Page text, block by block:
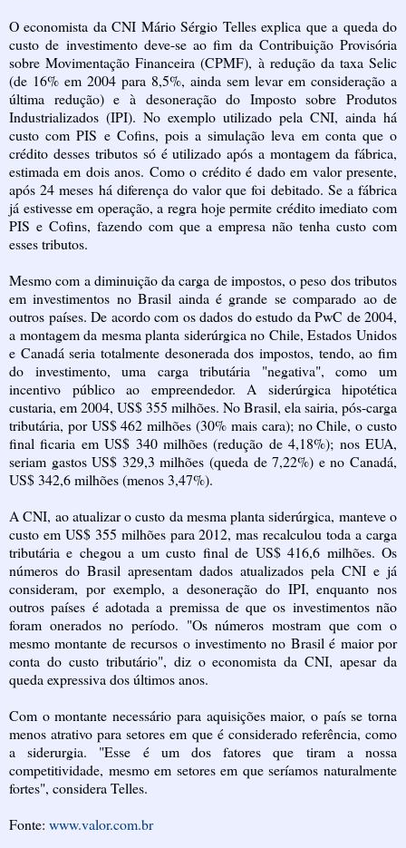
O economista da CNI Mário Sérgio Telles explica que a queda do
custo de investimento deve-se ao fim da Contribuição Provisória
sobre Movimentação Financeira (CPMF), à redução da taxa Selic
(de 16% em 2004 para 8,5%, ainda sem levar em consideração a
última redução) e à desoneração do Imposto sobre Produtos
Industrializados (IPI). No exemplo utilizado pela CNI, ainda há
custo com PIS e Cofins, pois a simulação leva em conta que o
crédito desses tributos só é utilizado após a montagem da fábrica,
estimada em dois anos. Como o crédito é dado em valor presente,
após 24 meses há diferença do valor que foi debitado. Se a fábrica
já estivesse em operação, a regra hoje permite crédito imediato com
PIS e Cofins, fazendo com que a empresa não tenha custo com
esses tributos.
Mesmo com a diminuição da carga de impostos, o peso dos tributos
em investimentos no Brasil ainda é grande se comparado ao de
outros países. De acordo com os dados do estudo da PwC de 2004,
a montagem da mesma planta siderúrgica no Chile, Estados Unidos
e Canadá seria totalmente desonerada dos impostos, tendo, ao fim
do investimento, uma carga tributária "negativa", como um
incentivo público ao empreendedor. A siderúrgica hipotética
custaria, em 2004, US$ 355 milhões. No Brasil, ela sairia, pós-carga
tributária, por US$ 462 milhões (30% mais cara); no Chile, o custo
final ficaria em US$ 340 milhões (redução de 4,18%); nos EUA,
seriam gastos US$ 329,3 milhões (queda de 7,22%) e no Canadá,
US$ 342,6 milhões (menos 3,47%).
A CNI, ao atualizar o custo da mesma planta siderúrgica, manteve o
custo em US$ 355 milhões para 2012, mas recalculou toda a carga
tributária e chegou a um custo final de US$ 416,6 milhões. Os
números do Brasil apresentam dados atualizados pela CNI e já
consideram, por exemplo, a desoneração do IPI, enquanto nos
outros países é adotada a premissa de que os investimentos não
foram onerados no período. "Os números mostram que com o
mesmo montante de recursos o investimento no Brasil é maior por
conta do custo tributário", diz o economista da CNI, apesar da
queda expressiva dos últimos anos.
Com o montante necessário para aquisições maior, o país se torna
menos atrativo para setores em que é considerado referência, como
a siderurgia. "Esse é um dos fatores que tiram a nossa
competitividade, mesmo em setores em que seríamos naturalmente
fortes", considera Telles.
Fonte: www.valor.com.br